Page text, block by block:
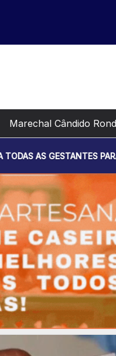
Marechal Cândido
PARA MAIS UM